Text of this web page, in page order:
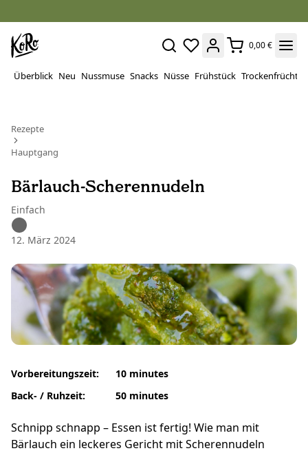
0,00 €
Überblick Neu Nussmuse Snacks Nüsse Frühstück Trockenfrüchte
Rezepte
Hauptgang
Bärlauch-Scherennudeln
Einfach
12. März 2024
Vorbereitungszeit:
Back- / Ruhzeit:
10 minutes
50 minutes
Schnipp schnapp – Essen ist fertig! Wie man mit
Bärlauch ein leckeres Gericht mit Scherennudeln